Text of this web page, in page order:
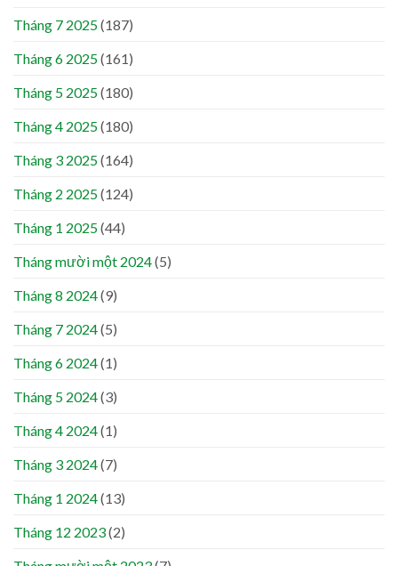
Tháng 7 2025(187)
Tháng 6 2025(161)
Tháng 5 2025(180)
Tháng 4 2025(180)
Tháng 3 2025(164)
Tháng 2 2025(124)
Tháng 1 2025(44)
Tháng mười một 2024(5)
Tháng 8 2024(9)
Tháng 7 2024(5)
Tháng 6 2024(1)
Tháng 5 2024(3)
Tháng 4 2024(1)
Tháng 3 2024(7)
Tháng 1 2024(13)
Tháng 12 2023(2)